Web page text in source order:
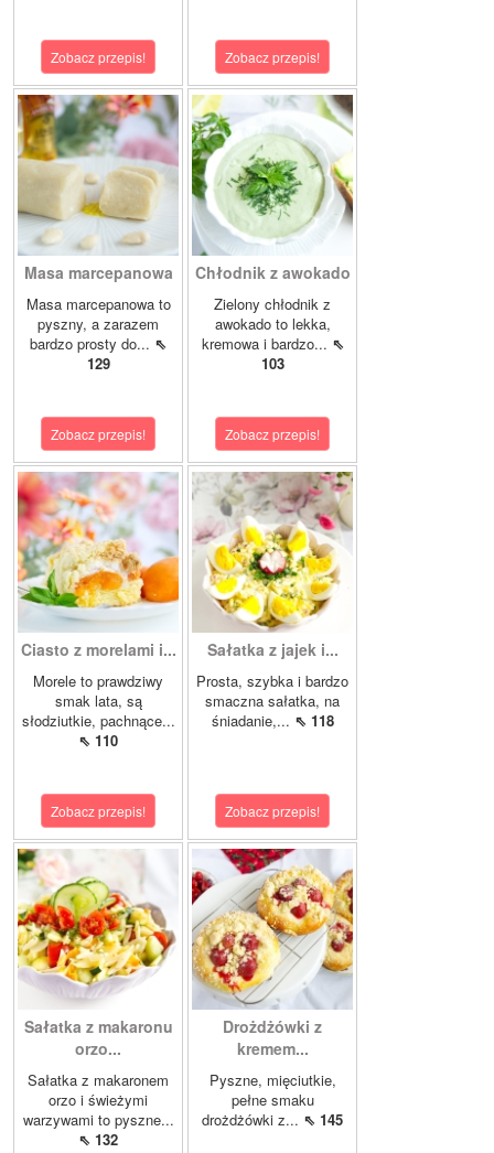
Zobacz przepis! Zobacz przepis!
Masa marcepanowa
Masa marcepanowa to
pyszny, a zarazem
bardzo prosty do... ⇖
129
Zobacz przepis!
Chłodnik z awokado
Zielony chłodnik z
awokado to lekka,
kremowa i bardzo... ⇖
103
Zobacz przepis!
Ciasto z morelami i...
Morele to prawdziwy
smak lata, są
słodziutkie, pachnące...
⇖ 110
Zobacz przepis!
Sałatka z jajek i...
Prosta, szybka i bardzo
smaczna sałatka, na
śniadanie,... ⇖ 118
Zobacz przepis!
Sałatka z makaronu
orzo...
Sałatka z makaronem
orzo i świeżymi
warzywami to pyszne...
⇖ 132
Drożdżówki z
kremem...
Pyszne, mięciutkie,
pełne smaku
drożdżówki z... ⇖ 145